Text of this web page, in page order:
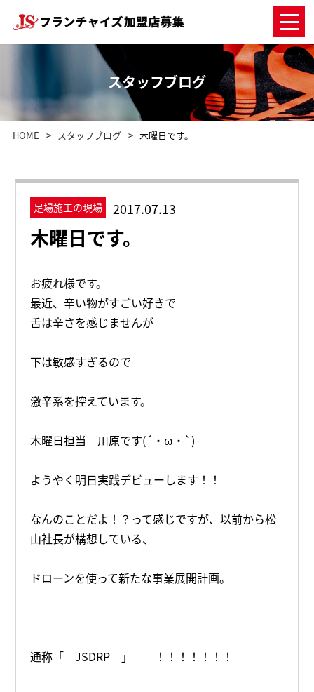
スタッフブログ
HOME スタッフブログ 木曜日です。
足場施工の現場 2017.07.13
木曜日です。
お疲れ様です。
最近、辛い物がすごい好きで
舌は辛さを感じませんが
下は敏感すぎるので
激辛系を控えています。
木曜日担当 川原です(´・ω・`)
ようやく明日実践デビューします！！
なんのことだよ！？って感じですが、以前から松
山社長が構想している、
ドローンを使って新たな事業展開計画。
通称「 JSDRP 」 ！！！！！！！